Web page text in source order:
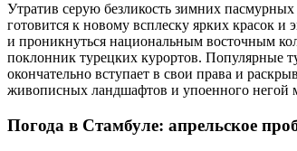
Утратив серую безликость зимних
готовится к новому всплеску ярких красок
и проникнуться национальным восточным
поклонник турецких курортов. Популярные
окончательно вступает в свои права и
живописных ландшафтов и упоенного негой
Погода в Стамбуле: апрельское